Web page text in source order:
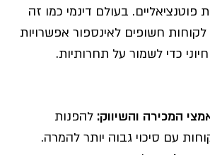
בעולם דינמי כמו זה
לקוחות חשופים לאינספור אפשרויות
חיוני כדי לשמור על תחרותיות.
המכירה והשיווק: להפנות
עם סיכוי גבוה יותר להמרה.